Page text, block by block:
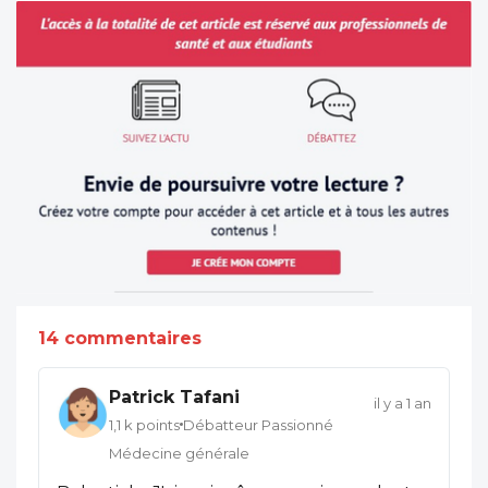
14 commentaires
Patrick Tafani
1,1 k points Débatteur Passionné
Médecine générale
il y a 1 an